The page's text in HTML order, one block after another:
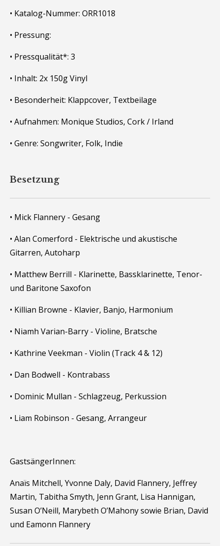
• Katalog-Nummer: ORR1018
• Pressung:
• Pressqualität*: 3
• Inhalt: 2x 150g Vinyl
• Besonderheit: Klappcover, Textbeilage
• Aufnahmen: Monique Studios, Cork / Irland
• Genre: Songwriter, Folk, Indie
Besetzung
• Mick Flannery - Gesang
• Alan Comerford - Elektrische und akustische
Gitarren, Autoharp
• Matthew Berrill - Klarinette, Bassklarinette, Tenor-
und Baritone Saxofon
• Killian Browne - Klavier, Banjo, Harmonium
• Niamh Varian-Barry - Violine, Bratsche
• Kathrine Veekman - Violin (Track 4 & 12)
• Dan Bodwell - Kontrabass
• Dominic Mullan - Schlagzeug, Perkussion
• Liam Robinson - Gesang, Arrangeur
GastsängerInnen:
Anaïs Mitchell, Yvonne Daly, David Flannery, Jeffrey
Martin, Tabitha Smyth, Jenn Grant, Lisa Hannigan,
Susan O’Neill, Marybeth O’Mahony sowie Brian, David
und Eamonn Flannery